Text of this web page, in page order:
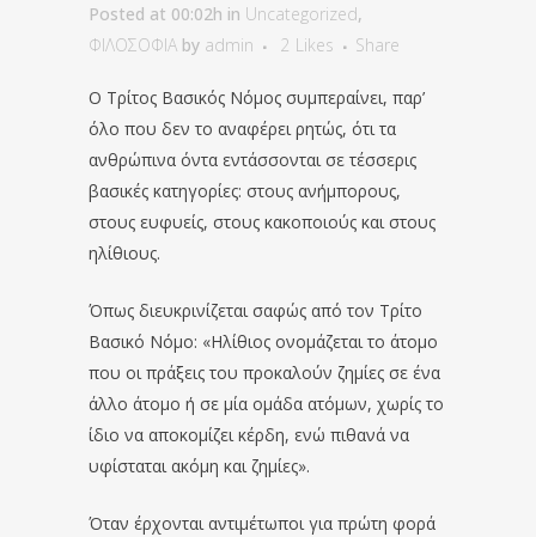
Posted at 00:02h in Uncategorized,
ΦΙΛΟΣΟΦΙΑ by admin 2 Likes Share
Ο Τρίτος Βασικός Νόμος συμπεραίνει, παρ’
όλο που δεν το αναφέρει ρητώς, ότι τα
ανθρώπινα όντα εντάσσονται σε τέσσερις
βασικές κατηγορίες: στους ανήμπορους,
στους ευφυείς, στους κακοποιούς και στους
ηλίθιους.
Όπως διευκρινίζεται σαφώς από τον Τρίτο
Βασικό Νόμο: «Ηλίθιος ονομάζεται το άτομο
που οι πράξεις του προκαλούν ζημίες σε ένα
άλλο άτομο ή σε μία ομάδα ατόμων, χωρίς το
ίδιο να αποκομίζει κέρδη, ενώ πιθανά να
υφίσταται ακόμη και ζημίες».
Όταν έρχονται αντιμέτωποι για πρώτη φορά